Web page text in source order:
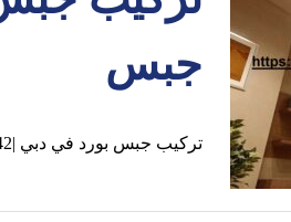
جبس
تركيب جبس بورد في دبي |0544026642| اسقف جبس تتميز شركة تركيب جبس بورد في دبي